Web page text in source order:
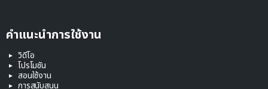
คำแนะนำการใช้งาน
วิดีโอ
โปรโมชัน
สอนใช้งาน
การสนับสนุน